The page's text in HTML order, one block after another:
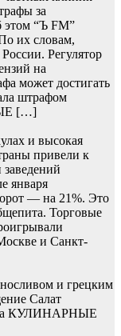
за
этом “Ъ FM”
их словам,
Регулятор
на
может достигать
штрафом
[…]
и высокая
привели к
января
— на 21%. Это
Торговые
и Санкт-
и грецким
Салат
на КУЛИНАРНЫЕ